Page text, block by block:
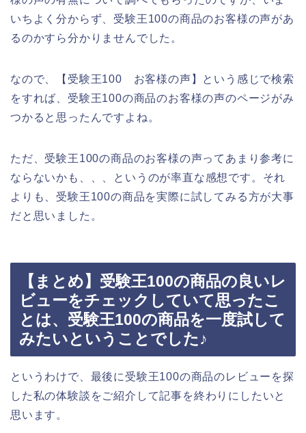
いちよく分からず、受験王100の商品のお客様の声があ
るのかすら分かりませんでした。
なので、【受験王100 お客様の声】という感じで検索
をすれば、受験王100の商品のお客様の声のページがみ
つかると思ったんですよね。
ただ、受験王100の商品のお客様の声ってあまり参考に
ならないかも、、、というのが率直な感想です。それ
よりも、受験王100の商品を実際に試してみる方が大事
だと思いました。
【まとめ】受験王100の商品の良いレ
ビューをチェックしていて思ったこ
とは、受験王100の商品を一度試して
みたいということでした♪
というわけで、最後に受験王100の商品のレビューを探
した私の体験談をご紹介して記事を終わりにしたいと
思います。